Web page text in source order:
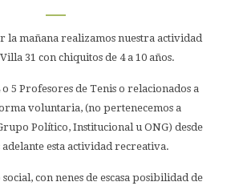
la mañana realizamos nuestra actividad
31 con chiquitos de 4 a 10 años.
5 Profesores de Tenis o relacionados a
voluntaria, (no pertenecemos a
Político, Institucional u ONG) desde
adelante esta actividad recreativa.
con nenes de escasa posibilidad de